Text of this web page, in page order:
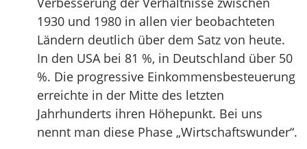
1930 und 1980 in allen vier beobachteten
Ländern deutlich über dem Satz von heute.
In den USA bei 81 %, in Deutschland über 50
%. Die progressive Einkommensbesteuerung
erreichte in der Mitte des letzten
Jahrhunderts ihren Höhepunkt. Bei uns
nennt man diese Phase „Wirtschaftswunder“.